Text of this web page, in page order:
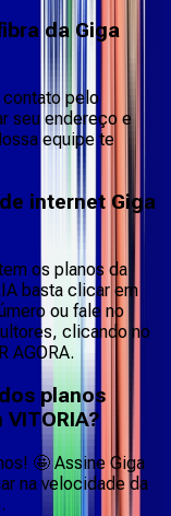
da Giga
contato pelo
seu endereço e
equipe te
internet Giga
os planos da
basta clicar em
ou fale no
clicando no
AGORA.
planos
🤩 Assine Giga
na velocidade da